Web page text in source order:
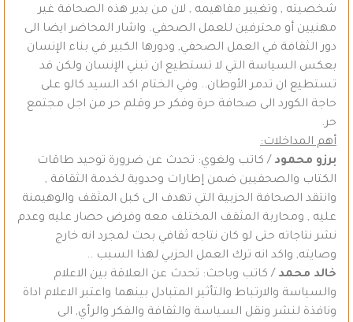
شخصيته , وتغيير مفاهيمه , لان من يدير هذه الصحافة غير
مهنيين أو محترفين للعمل الصحفي. واشار المحاضر ايضا الى
دور الثقافة في العمل الصحفي, ودورها الكبير في بناء الإنسان
بعكس السياسة التي لا تستطيع ان تبني الإنسان ولكن قد
تستطيع ان تدمر الأوطان.. وفي الختام اكد السيد كالو على
حاجة الكورد الى صحافة حرة وفكر حر وقلم حر من اجل مجتمع
حر.
أهم المداخلات:
برزو محمود / كاتب ولغوي: تحدث عن ضرورة توحيد طاقات
الكتاب والصحفيين ضمن إطارات وحدوية لخدمة الثقافة ,
وانتقد الصحافة الحزبية التي تهدف الى كبل المثقف والوهيمنة
عليه , ومحاربة المثقف المختلف معه وفرض حصار عليه وعدم
نشر نتاجاته حتى لو كان نتاجه ثقافي بحت لمجرد انه خارج
وصايته, واكد انه ترك العمل الحزبي لهذا السبب ..
خالد محمد / كاتب وباحث: تحدث عن العلاقة بين الاعلام
والسياسة والارتباط والتأثير المتبادل بينهما واعتبر الاعلام اداة
ونافذة لنشر ونقل السياسة والثقافة والفكر والرأي, الى